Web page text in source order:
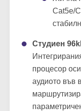
Cat5e/
Студиен
процесор
аудиото във